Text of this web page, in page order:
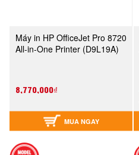
Máy in HP OfficeJet Pro 8720
All-in-One Printer (D9L19A)
8,770,000₫
MUA NGAY